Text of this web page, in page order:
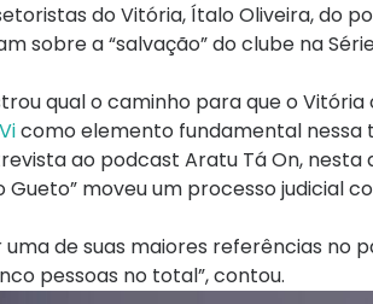
do Vitória, Ítalo Oliveira, do
sobre a “salvação” do clube na
qual o caminho para que o
como elemento fundamental nessa
ao podcast Aratu Tá On, nesta
moveu um processo judicial
de suas maiores referências no
pessoas no total”, contou.